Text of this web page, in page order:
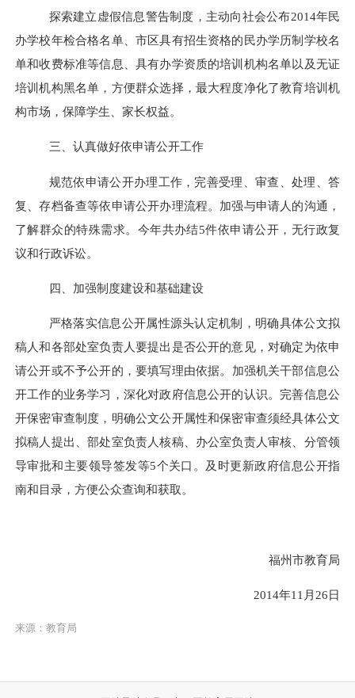
探索建立虚假信息警告制度，主动向社会公布2014年民
办学校年检合格名单、市区具有招生资格的民办学历制学校名
单和收费标准等信息、具有办学资质的培训机构名单以及无证
培训机构黑名单，方便群众选择，最大程度净化了教育培训机
构市场，保障学生、家长权益。
三、认真做好依申请公开工作
规范依申请公开办理工作 ，完善受理、审查、处理、答
复、存档备查等依申请公开办理流程。加强与申请人的沟通，
了解群众的特殊需求。今年共办结5件依申请公开 ，无行政复
议和行政诉讼。
四、 加强制度建设和基础建设
严格落实信息公开属性源头认定机制
，明确具体公文拟
稿人和各部处室负责人要提出是否公开的意见，对确定为依申
请公开或不予公开的， 要填写理由依据。 加强机关干部信息公
开工作的业务学习，深化对政府信息公开的认识。完善信息公
开保密审查制度，明确公文公开属性和保密审查须经具体公文
拟稿人提出、部处室负责人核稿、办公室负责人审核、分管领
导审批和主要领导签发等5个关口。及时更新政府信息公开指
南和目录，方便公众查询和获取。
福州市教育局
2014年11月26日
来源：教育局